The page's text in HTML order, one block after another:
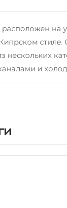
на
нескольких
и
находится